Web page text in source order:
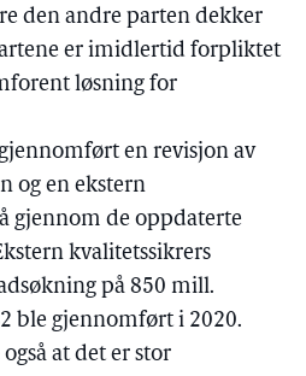
den andre parten dekker
er imidlertid forpliktet
løsning for
en revisjon av
og en ekstern
gjennom de oppdaterte
kvalitetssikrers
på 850 mill.
ble gjennomført i 2020.
at det er stor